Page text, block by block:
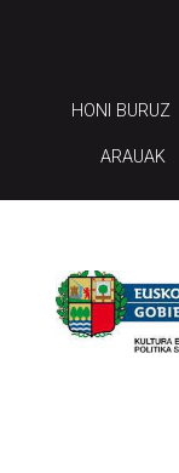
HONI BURUZ
ARAUAK